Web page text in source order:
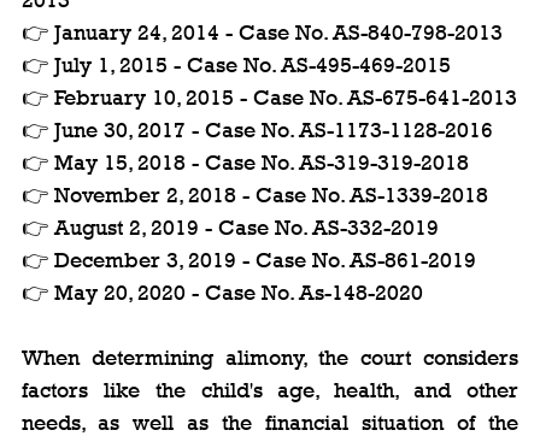
👉 January 24, 2014 - Case No. AS-840-798-2013
👉 July 1, 2015 - Case No. AS-495-469-2015
👉 February 10, 2015 - Case No. AS-675-641-2013
👉 June 30, 2017 - Case No. AS-1173-1128-2016
👉 May 15, 2018 - Case No. AS-319-319-2018
👉 November 2, 2018 - Case No. AS-1339-2018
👉 August 2, 2019 - Case No. AS-332-2019
👉 December 3, 2019 - Case No. AS-861-2019
👉 May 20, 2020 - Case No. As-148-2020
When determining alimony, the court considers
factors like the child's age, health, and other
needs, as well as the financial situation of the